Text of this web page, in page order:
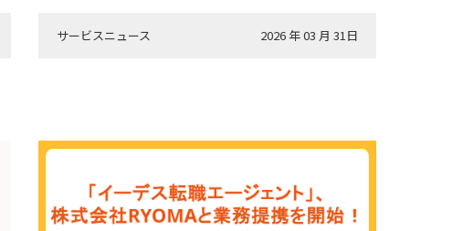
サービスニュース 2026 年 03 月 31日